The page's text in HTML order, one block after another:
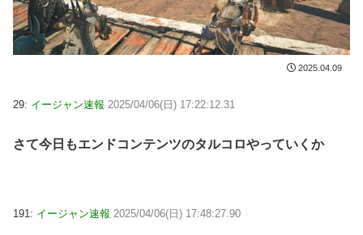
2025.04.09
29: イージャン速報 2025/04/06(日) 17:22:12.31
さて今日もエンドコンテンツのタルコロやっていくか
191: イージャン速報 2025/04/06(日) 17:48:27.90